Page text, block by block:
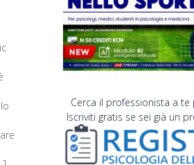
Cerca il professionista a te
Iscriviti gratis se sei già un